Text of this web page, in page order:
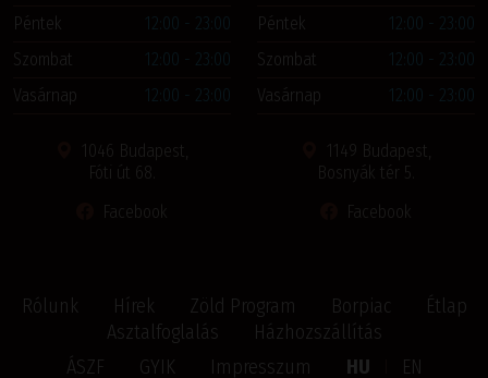
Péntek
12:00 - 23:00
Szombat
12:00 - 23:00
Vasárnap
12:00 - 23:00
1046 Budapest,
Fóti út 68.
Facebook
Péntek
12:00 - 23:00
Szombat
12:00 - 23:00
Vasárnap
12:00 - 23:00
1149 Budapest,
Bosnyák tér 5.
Facebook
Rólunk Hírek Zöld Program Borpiac
Étlap
Asztalfoglalás
Házhozszállítás
ÁSZF
GYIK Impresszum HU EN